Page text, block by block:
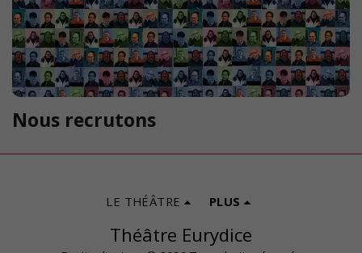
Nous recrutons
Théâtre Eurydice
LE THÉÂTRE PLUS